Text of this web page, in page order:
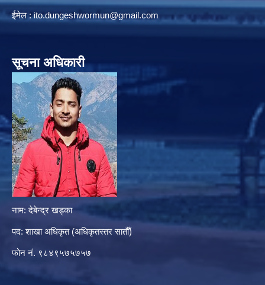
ईमेल :ito.dungeshwormun@gmail.com
सूचना अधिकारी
नाम: देबेन्द्र खड्का
पद: शाखा अधिकृत (अधिकृतस्तर सातौँ)
फोन नं. ९८४९५७५७५७